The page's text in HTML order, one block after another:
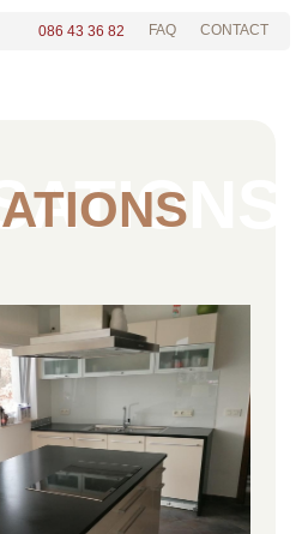
086 43 36 82 FAQ CONTACT